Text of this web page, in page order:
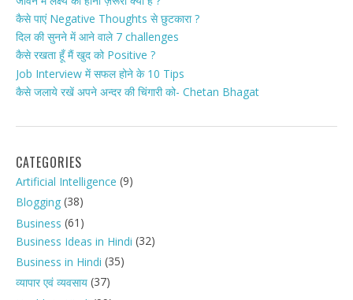
कैसे पाएं Negative Thoughts से छुटकारा ?
दिल की सुनने में आने वाले 7 challenges
कैसे रखता हूँ मैं खुद को Positive ?
Job Interview में सफल होने के 10 Tips
कैसे जलाये रखें अपने अन्दर की चिंगारी को- Chetan Bhagat
CATEGORIES
Artificial Intelligence (9)
Blogging (38)
Business (61)
Business Ideas in Hindi (32)
Business in Hindi (35)
व्यापार एवं व्यवसाय (37)